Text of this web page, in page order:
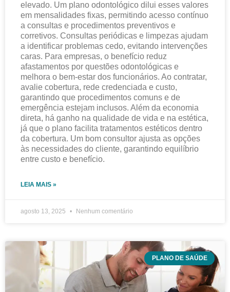
elevado. Um plano odontológico dilui esses valores
em mensalidades fixas, permitindo acesso contínuo
a consultas e procedimentos preventivos e
corretivos. Consultas periódicas e limpezas ajudam
a identificar problemas cedo, evitando intervenções
caras. Para empresas, o benefício reduz
afastamentos por questões odontológicas e
melhora o bem-estar dos funcionários. Ao contratar,
avalie cobertura, rede credenciada e custo,
garantindo que procedimentos comuns e de
emergência estejam inclusos. Além da economia
direta, há ganho na qualidade de vida e na estética,
já que o plano facilita tratamentos estéticos dentro
da cobertura. Um bom consultor ajusta as opções
às necessidades do cliente, garantindo equilíbrio
entre custo e benefício.
LEIA MAIS »
agosto 13, 2025 Nenhum comentário
PLANO DE SAÚDE